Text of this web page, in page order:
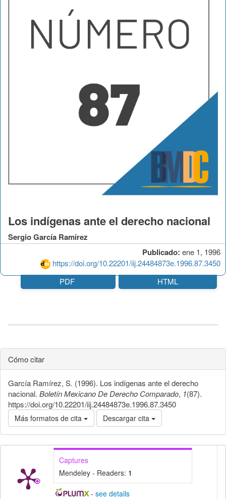
Publicado: ene 1, 1996
https://doi.org/10.22201/iij.24484873e.1996.87.3450
Los indígenas ante el derecho nacional
Sergio García Ramírez
PDF HTML
Cómo citar
García Ramírez, S. (1996). Los indígenas ante el derecho
nacional. Boletín Mexicano De Derecho Comparado, 1(87).
https://doi.org/10.22201/iij.24484873e.1996.87.3450
Más formatos de cita Descargar cita
Captures
Mendeley - Readers: 1
- see details